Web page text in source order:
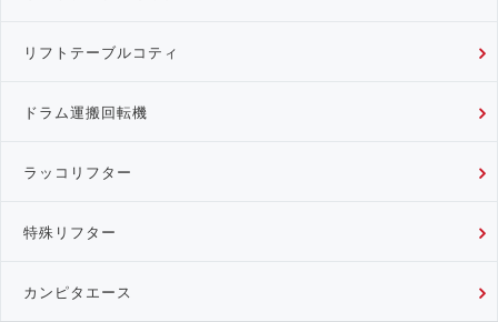
リフトテーブルコティ
ドラム運搬回転機
ラッコリフター
特殊リフター
カンピタエース